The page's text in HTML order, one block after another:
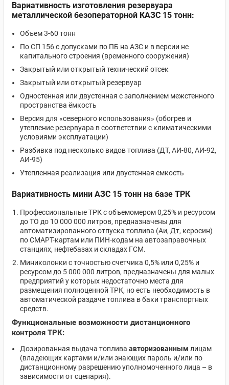
Вариативность изготовления резервуара
металлической безоператорной КАЗС 15 тонн:
Объем 3-60 тонн
По СП 156 с допусками по ПБ на АЗС и в версии не
капитального строения (временного сооружения)
Закрытый или открытый технический отсек
Закрытый или открытый резервуар
Одностенная или двустенная с заполнением межстенного
пространства ёмкость
Версия для «северного использования» (обогрев и
утепление резервуара в соответствии с климатическими
условиями эксплуатации)
Разбивка под несколько видов топлива (ДТ, АИ-80, АИ-92,
АИ-95)
Утепленная реализация или двустенная емкость
Вариативность мини АЗС 15 тонн на базе ТРК
Профессиональные ТРК с объемомером 0,25% и ресурсом
до ТО до 10 000 000 литров, предназначены для
автоматизированного отпуска топлива (Аи, Дт, керосин)
по СМАРТ-картам или ПИН-кодам на автозаправочных
станциях, нефтебазах и складах ГСМ.
Миниколонки с точностью счетчика 0,5% или 0,25% и
ресурсом до 5 000 000 литров, предназначены для малых
предприятий у которых недостаточно места для
размещения полноценной ТРК, но есть необходимость в
автоматической раздаче топлива в баки транспортных
средств.
Функциональные возможности дистанционного
контроля ТРК:
Дозированная выдача топлива авторизованным лицам
(владеющих картами и/или знающих пароль и/или по
дистанционному разрешению уполномоченного лица – в
зависимости от сценария).